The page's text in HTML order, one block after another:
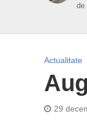
de
Actualitate
29